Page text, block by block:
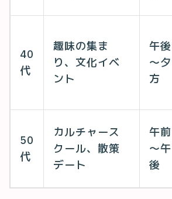
40
代
趣味の集ま
り、文化イベ
ント
午後
～夕
方
50
代
カルチャース
クール、散策
デート
午前
～午
後